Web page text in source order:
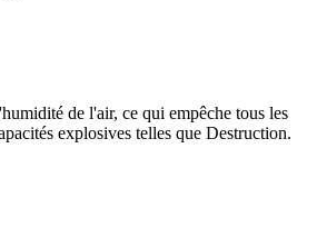
de l'air, ce qui empêche tous les
explosives telles que Destruction.